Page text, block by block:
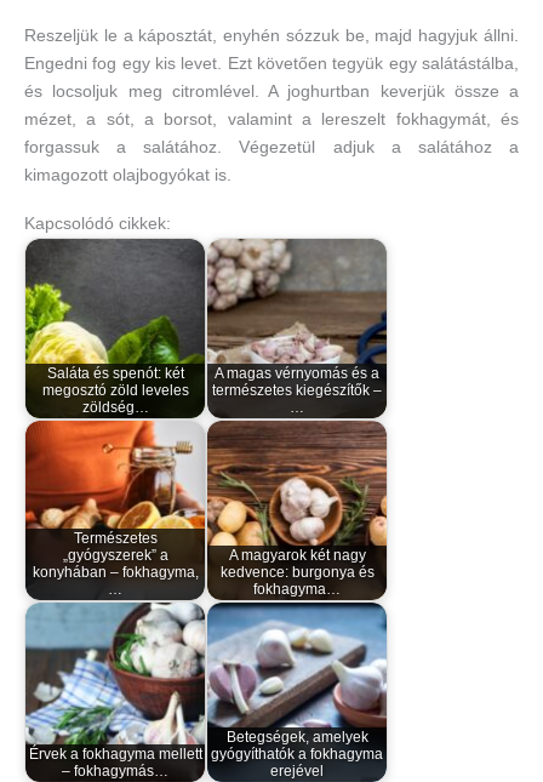
Reszeljük le a káposztát, enyhén sózzuk be, majd hagyjuk állni.
Engedni fog egy kis levet. Ezt követően tegyük egy salátástálba,
és locsoljuk meg citromlével. A joghurtban keverjük össze a
mézet, a sót, a borsot, valamint a lereszelt fokhagymát, és
forgassuk a salátához. Végezetül adjuk a salátához a
kimagozott olajbogyókat is.
Kapcsolódó cikkek:
Saláta és spenót: két
megosztó zöld leveles
zöldség…
A magas vérnyomás és a
természetes kiegészítők –
…
Természetes
„gyógyszerek” a
konyhában – fokhagyma,
…
A magyarok két nagy
kedvence: burgonya és
fokhagyma…
Érvek a fokhagyma mellett
– fokhagymás…
Betegségek, amelyek
gyógyíthatók a fokhagyma
erejével